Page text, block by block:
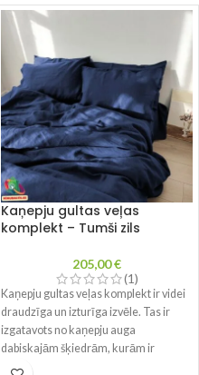
Kaņepju gultas veļas
komplekt – Tumši zils
205,00€
(1)
Kaņepju gultas veļas komplekt ir videi
draudzīga un izturīga izvēle. Tas ir
izgatavots no kaņepju auga
dabiskajām šķiedrām, kurām ir
vairākas priekšrocības. Kaņepju